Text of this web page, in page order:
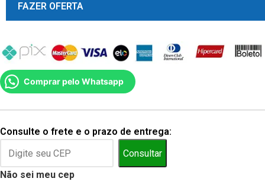
FAZER OFERTA
Comprar pelo Whatsapp
Consulte o frete e o prazo de entrega:
Consultar
Não sei meu cep